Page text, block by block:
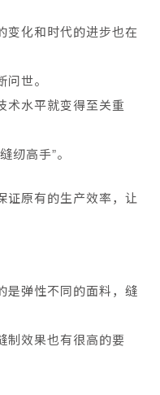
变化和时代的进步也在
世。
术水平就变得至关重
纫高手”。
证原有的生产效率，让
是弹性不同的面料，缝
制效果也有很高的要